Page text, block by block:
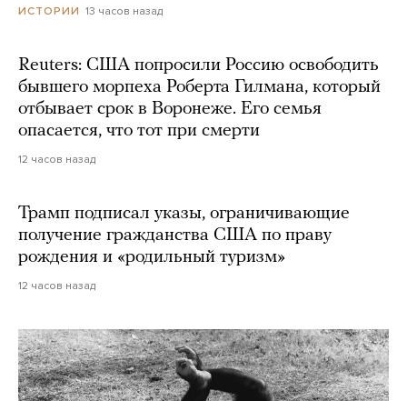
ИСТОРИИ 13 часов назад
Reuters: США попросили Россию освободить
бывшего морпеха Роберта Гилмана, который
отбывает срок в Воронеже. Его семья
опасается, что тот при смерти
12 часов назад
Трамп подписал указы, ограничивающие
получение гражданства США по праву
рождения и «родильный туризм»
12 часов назад